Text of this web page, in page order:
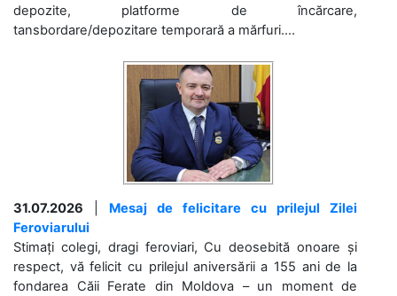
depozite, platforme de încărcare,
tansbordare/depozitare temporară a mărfuri....
31.07.2026
Mesaj de felicitare cu prilejul Zilei
Feroviarului
Stimați colegi, dragi feroviari, Cu deosebită onoare și
respect, vă felicit cu prilejul aniversării a 155 ani de la
fondarea Căii Ferate din Moldova – un moment de